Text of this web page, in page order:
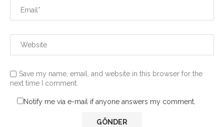
Save my name, email, and website in this browser for the
next time I comment.
Notify me via e-mail if anyone answers my comment.